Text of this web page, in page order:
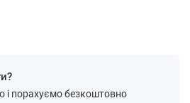
і порахуємо безкоштовно